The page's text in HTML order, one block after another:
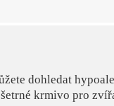
dohledat
krmivo pro